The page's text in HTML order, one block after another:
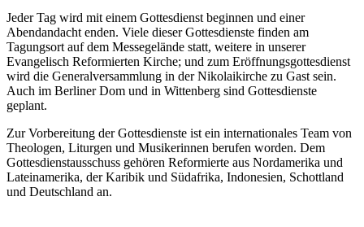
Jeder Tag wird mit einem Gottesdienst beginnen und einer
Abendandacht enden. Viele dieser Gottesdienste finden am
Tagungsort auf dem Messegelände statt, weitere in unserer
Evangelisch Reformierten Kirche; und zum Eröffnungsgottesdienst
wird die Generalversammlung in der Nikolaikirche zu Gast sein.
Auch im Berliner Dom und in Wittenberg sind Gottesdienste
geplant.
Zur Vorbereitung der Gottesdienste ist ein internationales Team von
Theologen, Liturgen und Musikerinnen berufen worden. Dem
Gottesdienstausschuss gehören Reformierte aus Nordamerika und
Lateinamerika, der Karibik und Südafrika, Indonesien, Schottland
und Deutschland an.